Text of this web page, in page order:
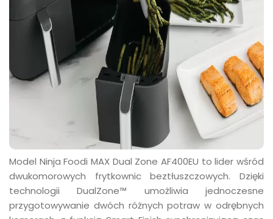
Model Ninja Foodi MAX Dual Zone AF400EU to lider wśród
dwukomorowych frytkownic beztłuszczowych.
Dzięki
technologii DualZone™ umożliwia jednoczesne
przygotowywanie dwóch różnych potraw w odrębnych